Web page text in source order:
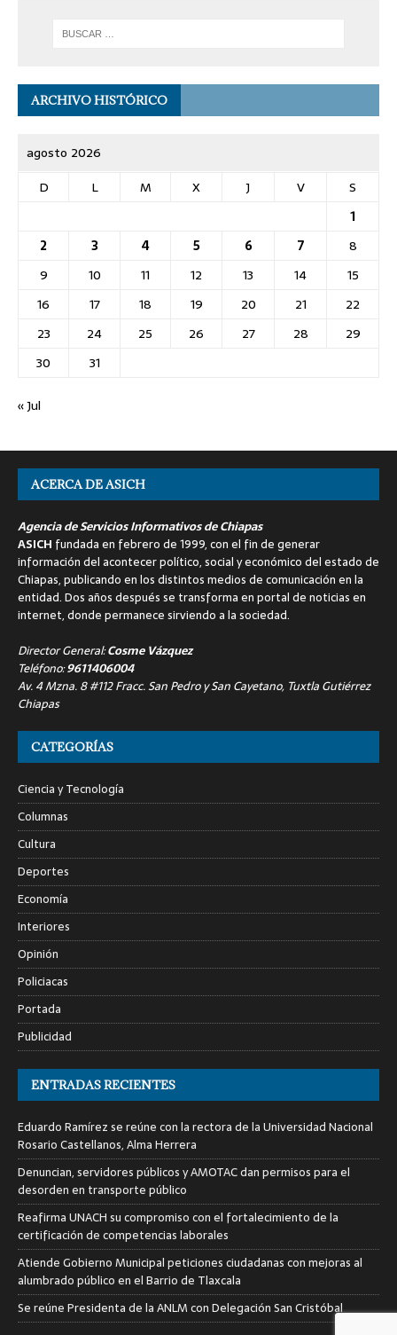
ARCHIVO HISTÓRICO
agosto 2026
D
L M X J V
S
1
2
3 4 5 6 7
8
9
10 11 12 13 14
15
16
17 18 19 20 21
22
23
24 25 26 27 28
29
30
31
« Jul
ACERCA DE ASICH
Agencia de Servicios Informativos de Chiapas
ASICH fundada en febrero de 1999, con el fin de generar
información del acontecer político, social y económico del estado de
Chiapas, publicando en los distintos medios de comunicación en la
entidad. Dos años después se transforma en portal de noticias en
internet, donde permanece sirviendo a la sociedad.
Director General:Cosme Vázquez
Teléfono:9611406004
Av. 4 Mzna. 8 #112 Fracc. San Pedro y San Cayetano, Tuxtla Gutiérrez
Chiapas
CATEGORÍAS
Ciencia y Tecnología
Columnas
Cultura
Deportes
Economía
Interiores
Opinión
Policiacas
Portada
Publicidad
ENTRADAS RECIENTES
Eduardo Ramírez se reúne con la rectora de la Universidad Nacional
Rosario Castellanos, Alma Herrera
Denuncian, servidores públicos y AMOTAC dan permisos para el
desorden en transporte público
Reafirma UNACH su compromiso con el fortalecimiento de la
certificación de competencias laborales
Atiende Gobierno Municipal peticiones ciudadanas con mejoras al
alumbrado público en el Barrio de Tlaxcala
Se reúne Presidenta de la ANLM con Delegación San Cristóbal